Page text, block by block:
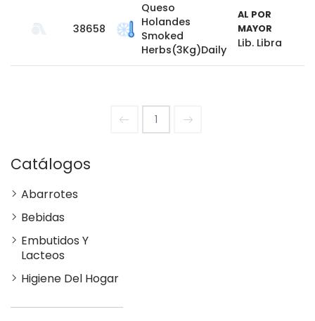
38658
Queso
Holandes
Smoked
Herbs(3Kg)Daily
AL POR
MAYOR
Lib. Libra
1
Catálogos
Abarrotes
Bebidas
Embutidos Y
Lacteos
Higiene Del Hogar